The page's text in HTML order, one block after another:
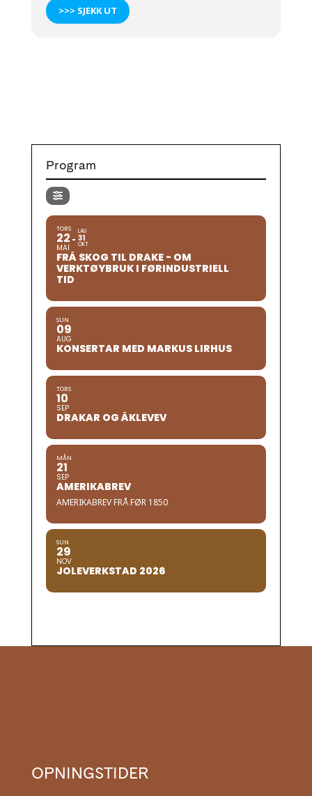
>>> SJEKK UT
Program
TORS
22
MAI
LAU
31
OKT
FRÅ SKOG TIL DRAKE - OM
VERKTØYBRUK I FØRINDUSTRIELL
TID
SUN
09
AUG
KONSERTAR MED MARKUS LIRHUS
TORS
10
SEP
DRAKAR OG ÅKLEVEV
MÅN
21
SEP
AMERIKABREV
AMERIKABREV FRÅ FØR 1850
SUN
29
NOV
JOLEVERKSTAD 2026
OPNINGSTIDER